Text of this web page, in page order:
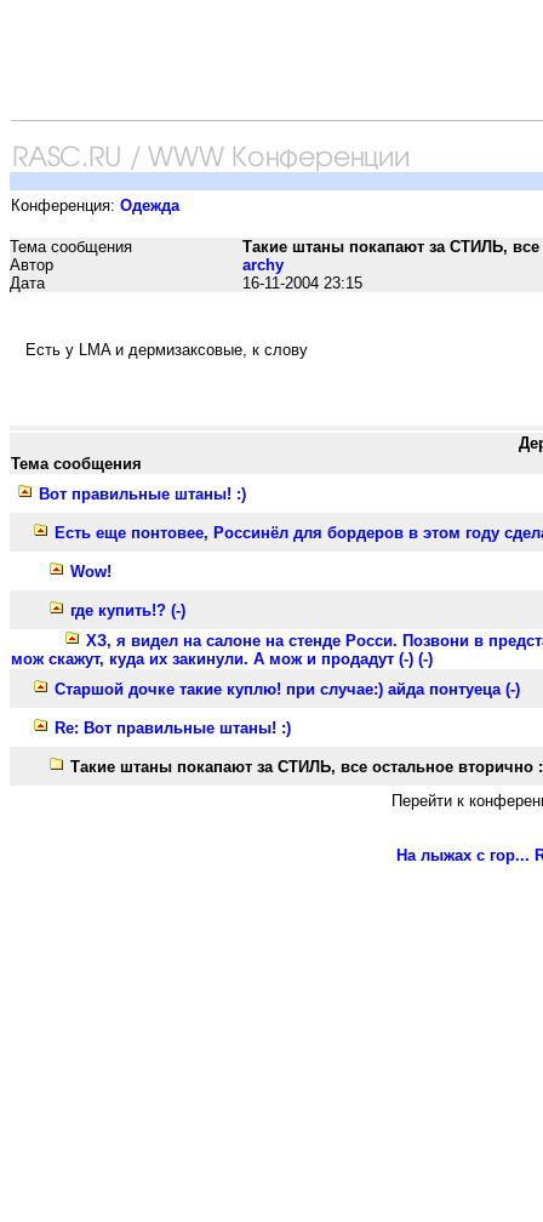
Конференция: Одежда
Тема сообщения
Такие штаны покапают за СТИЛЬ, все
Автор
archy
Дата
16-11-2004 23:15
Есть у LMA и дермизаксовые, к слову
Тема сообщения
Вот правильные штаны! :)
Есть еще понтовее, Россинёл для бордеров в этом году
Wow!
где купить!? (-)
ХЗ, я видел на салоне на стенде Росси. Позвони в
мож скажут, куда их закинули. А мож и продадут (-) (-)
Старшой дочке такие куплю! при случае:) айда понтуеца (-)
Re: Вот правильные штаны! :)
Такие штаны покапают за СТИЛЬ, все остальное вторично
Перейти к
На лыжах с гор...